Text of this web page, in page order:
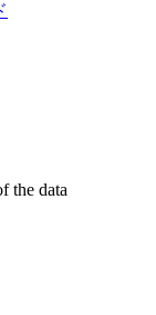
the data